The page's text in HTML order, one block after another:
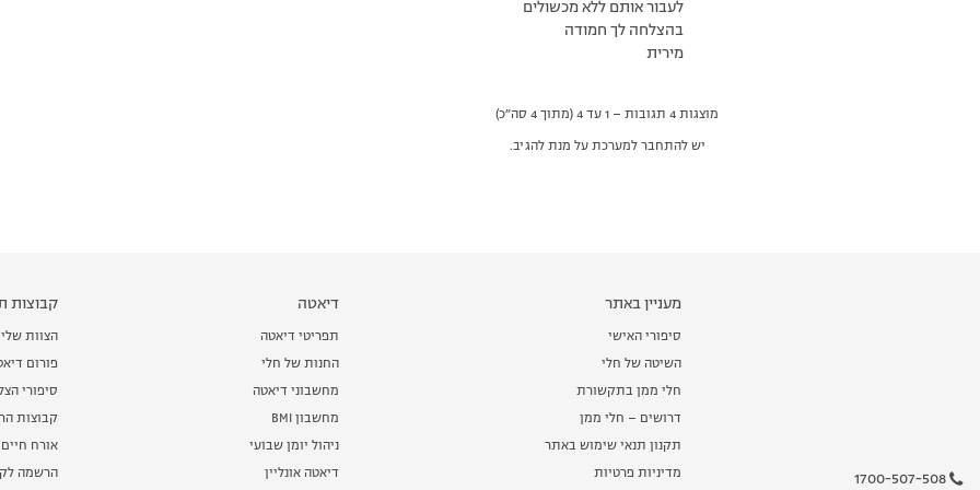
לעבור אותם ללא מכשולים
בהצלחה לך חמודה
מירית
מוצגות 4 תגובות – 1 עד 4 (מתוך 4 סה״כ)
יש להתחבר למערכת על מנת להגיב.
1700-507-508
מעניין באתר
סיפורי האישי
השיטה של חלי
חלי ממן בתקשורת
דרושים – חלי ממן
תקנון תנאי שימוש באתר
מדיניות פרטיות
דיאטה
תפריטי דיאטה
החנות של חלי
מחשבוני דיאטה
מחשבון BMI
ניהול יומן שבועי
דיאטה אונליין
קבוצות
הצוות שלי
פורום
סיפורי
קבוצות
אורח
הרשמה